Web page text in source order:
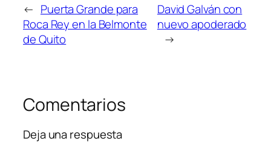
← Puerta Grande para
Roca Rey en la Belmonte
de Quito
David Galván con
nuevo apoderado
→
Comentarios
Deja una respuesta